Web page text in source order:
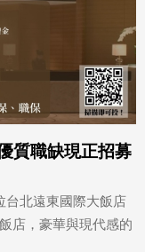
質職缺現正招募
北遠東國際大飯店
店，豪華與現代感的